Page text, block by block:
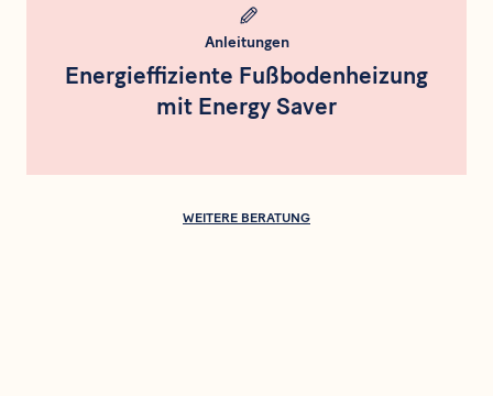
Anleitungen
Energieffiziente Fußbodenheizung
mit Energy Saver
WEITERE BERATUNG